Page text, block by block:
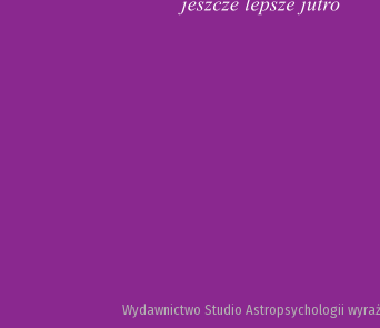
Wydawnictwo Studio Astropsychologii